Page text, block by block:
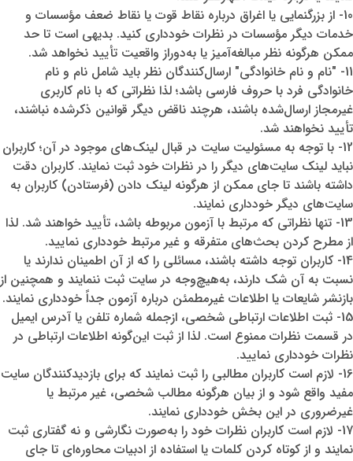
10
- از بزرگنمایی یا اغراق درباره نقاط قوت یا نقاط ضعف مؤسسات و
خدمات دیگر مؤسسات در نظرات خودداری کنید. بدیهی است تا حد
ممکن هرگونه نظر مبالغه‌آمیز یا به‌دوراز واقعیت تأیید نخواهد شد.
11
- "نام و نام خانوادگی" ارسال‌کنندگان نظر باید شامل نام و نام
خانوادگی فرد با حروف فارسی باشد؛ لذا نظراتی که با نام کاربری
غیرمجاز ارسال‌شده باشند، هرچند ناقض دیگر قوانین ذکرشده نباشند،
تأیید نخواهند شد.
12
- با توجه به مسئولیت سایت در قبال لینک‌های موجود در آن؛ کاربران
نباید لینک سایت‌های دیگر را در نظرات خود ثبت نمایند. کاربران دقت
داشته باشند تا جای ممکن از هرگونه لینک دادن (فرستادن) کاربران به
سایت‌های دیگر خودداری نمایند.
13
- تنها نظراتی که مرتبط با آزمون مربوطه باشد، تأیید خواهند شد. لذا
از مطرح کردن بحث‌های متفرقه و غیر مرتبط خودداری نمایید.
14
- کاربران توجه داشته باشند، مسائلی را که از آن اطمینان ندارند یا
نسبت به آن شک دارند، به‌هیچ‌وجه در سایت ثبت ننمایند و همچنین از
بازنشر شایعات یا اطلاعات غیرمطمئن درباره آزمون جداً خودداری نمایند.
15
- ثبت اطلاعات ارتباطی شخصی، ازجمله شماره تلفن یا آدرس ایمیل
در قسمت نظرات ممنوع است. لذا از ثبت این‌گونه اطلاعات ارتباطی در
نظرات خودداری نمایید.
16
- لازم است کاربران مطالبی را ثبت نمایند که برای بازدیدکنندگان سایت
مفید واقع شود و از بیان هرگونه مطالب شخصی، غیر مرتبط یا
غیرضروری در این بخش خودداری نمایند.
17
- لازم است کاربران نظرات خود را به‌صورت نگارشی و نه گفتاری ثبت
نمایند و از کوتاه کردن کلمات یا استفاده از ادبیات محاوره‌ای تا جای